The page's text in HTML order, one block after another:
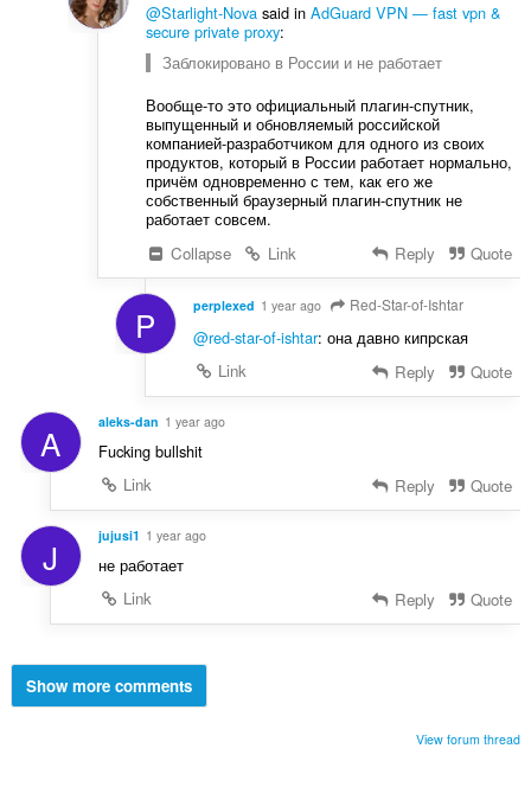
@Starlight-Novasaid in AdGuard VPN — fast vpn &
secure private proxy:
Заблокировано в России и не работает
Вообще-то это официальный плагин-спутник,
выпущенный и обновляемый российской
компанией-разработчиком для одного из своих
продуктов, который в России работает нормально,
причём одновременно с тем, как его же
собственный браузерный плагин-спутник не
работает совсем.
Collapse
Link Reply Quote
P perplexed 1 year ago Red-Star-of-Ishtar
@red-star-of-ishtar: она давно кипрская
Link
Reply Quote
A aleks-dan 1 year ago
Fucking bullshit
Link
Reply Quote
J jujusi1 1 year ago
не работает
Link
Reply Quote
Show more comments
View forum thread